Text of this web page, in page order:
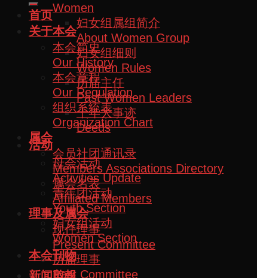
Women
妇女组属组简介
About Women Group
妇女组细则
Women Rules
历届主任
Past Women Leaders
十年大事迹
Deeds
活动
母会活动
Activities Update
青年团活动
Youth Section
妇女组活动
Women Section
本会刊物
首页
关于本会
本会简史
Our History
本会章程
Our Regulation
组织系统表
Organization Chart
属会
会员社团通讯录
Members Associations Directory
属会名表
Affiliated Members
理事及属会
现任理事
Present Committee
历届理事
Past Committee